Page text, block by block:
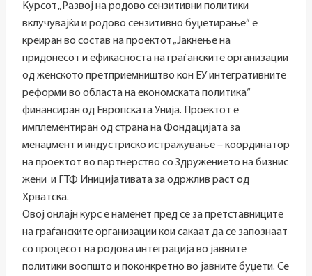
Курсот „Развој на родово сензитивни политики
вклучувајќи и родово сензитивно буџетирање“ е
креиран во состав на проектот „Јакнење на
придонесот и ефикасноста на граѓанските организации
од женското претприемништво кон ЕУ интегративните
реформи во областа на економската политика“
финансиран од Европската Унија. Проектот е
имплементиран од страна на Фондацијата за
менаџмент и индустриско истражување – координатор
на проектот во партнерство со Здружението на бизнис
жени и ГТФ Иницијативата за одржлив раст од
Хрватска.
Овој онлајн курс е наменет пред се за претставниците
на граѓанските организации кои сакаат да се запознаат
со процесот на родова интеграција во јавните
политики воопшто и поконкретно во јавните буџети. Се